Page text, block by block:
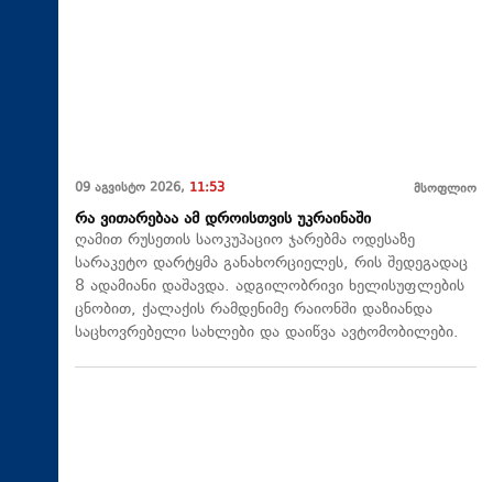
09 აგვისტო 2026, 11:53 მსოფლიო
რა ვითარებაა ამ დროისთვის უკრაინაში
ღამით რუსეთის საოკუპაციო ჯარებმა ოდესაზე
სარაკეტო დარტყმა განახორციელეს, რის შედეგადაც
8 ადამიანი დაშავდა. ადგილობრივი ხელისუფლების
ცნობით, ქალაქის რამდენიმე რაიონში დაზიანდა
საცხოვრებელი სახლები და დაიწვა ავტომობილები.